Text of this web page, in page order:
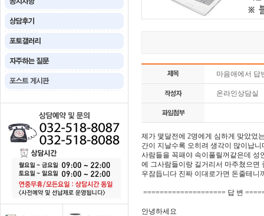
마음애에서 답
온라인상담실
제가 몇달전에 2명에게 심하게 맞았었
간이 지날수록 오히려 생각이 많이납
사람들을 꼭패야 속이풀릴꺼같은데 성
에 그사람들이랑 길거리서 마주쳤으면
우잠듭니다 진짜 이대로가면 돈줄테
==================== 답 변
안녕하세요